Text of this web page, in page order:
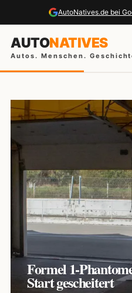
AutoNatives.de bei
AUTONATIVES
Autos. Menschen.
Formel 1-
Start gescheitert